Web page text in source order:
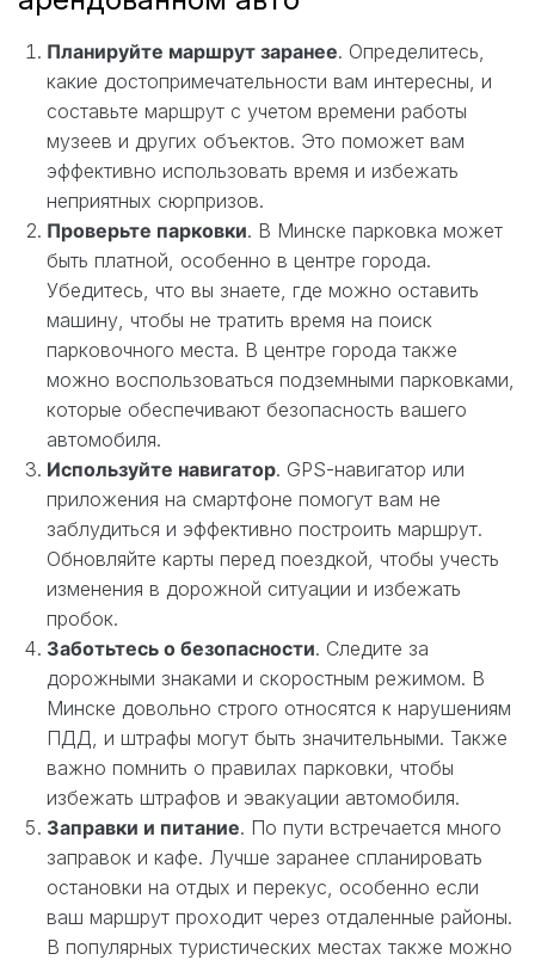
Планируйте маршрут заранее. Определитесь,
какие достопримечательности вам интересны, и
составьте маршрут с учетом времени работы
музеев и других объектов. Это поможет вам
эффективно использовать время и избежать
неприятных сюрпризов.
Проверьте парковки. В Минске парковка может
быть платной, особенно в центре города.
Убедитесь, что вы знаете, где можно оставить
машину, чтобы не тратить время на поиск
парковочного места. В центре города также
можно воспользоваться подземными парковками,
которые обеспечивают безопасность вашего
автомобиля.
Используйте навигатор. GPS-навигатор или
приложения на смартфоне помогут вам не
заблудиться и эффективно построить маршрут.
Обновляйте карты перед поездкой, чтобы учесть
изменения в дорожной ситуации и избежать
пробок.
Заботьтесь о безопасности. Следите за
дорожными знаками и скоростным режимом. В
Минске довольно строго относятся к нарушениям
ПДД, и штрафы могут быть значительными. Также
важно помнить о правилах парковки, чтобы
избежать штрафов и эвакуации автомобиля.
Заправки и питание. По пути встречается много
заправок и кафе. Лучше заранее спланировать
остановки на отдых и перекус, особенно если
ваш маршрут проходит через отдаленные районы.
В популярных туристических местах также можно